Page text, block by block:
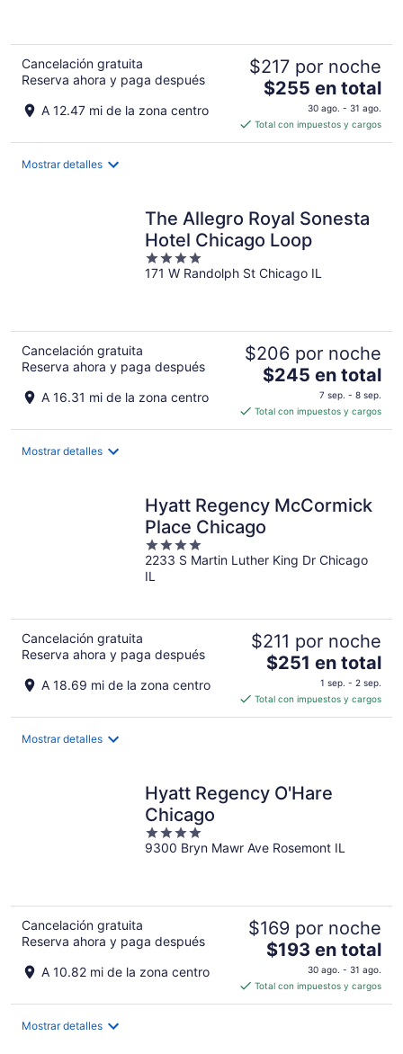
Cancelación gratuita
Reserva ahora y paga después
A 12.47 mi de la zona centro
$217 por noche
El
es
de
por
noche
$255 en total
30 ago. - 31 ago.
Total con impuestos y cargos
Mostrar detalles
The Allegro Royal Sonesta
Hotel Chicago Loop
4
out
171 W Randolph St Chicago IL
Cancelación gratuita
Reserva ahora y paga después
A 16.31 mi de la zona centro
$206 por noche
El
es
de
por
noche
$245 en total
7 sep. - 8 sep.
Total con impuestos y cargos
Mostrar detalles
Hyatt Regency McCormick
Place Chicago
4
out
of
2233 S Martin Luther King Dr Chicago
IL
Cancelación gratuita
Reserva ahora y paga después
A 18.69 mi de la zona centro
$211 por noche
El
es
de
por
noche
$251 en total
1 sep. - 2 sep.
Total con impuestos y cargos
Mostrar detalles
Hyatt Regency O'Hare
Chicago
4
out
9300 Bryn Mawr Ave Rosemont IL
Cancelación gratuita
Reserva ahora y paga después
A 10.82 mi de la zona centro
$169 por noche
El
es
de
$193 en total
30 ago. - 31 ago.
Total con impuestos y cargos
Mostrar detalles